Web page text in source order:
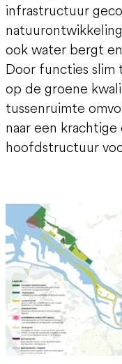
infrastructuur
ook water bergt
Door functies
op de groene
tussenruimte
naar een
hoofdstructuur